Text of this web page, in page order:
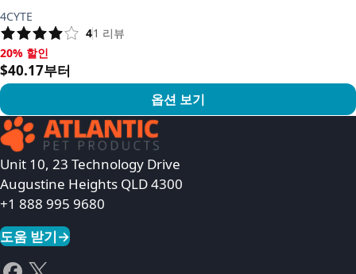
4CYTE
41 리뷰
20% 할인, $40.17부터
20% 할인
$40.17부터
옵션 보기
상품 보기
Unit 10, 23 Technology Drive
Augustine Heights QLD 4300
+1 888 995 9680
도움 받기→